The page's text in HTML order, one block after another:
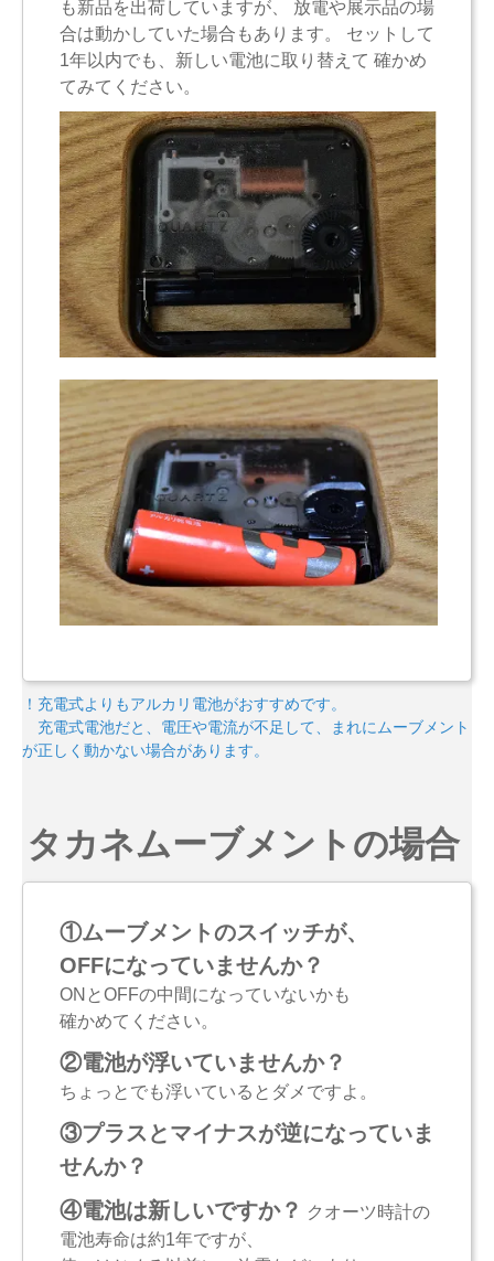
も新品を出荷していますが、 放電や展示品の場
合は動かしていた場合もあります。 セットして
1年以内でも、新しい電池に取り替えて 確かめ
てみてください。
！充電式よりもアルカリ電池がおすすめです。
充電式電池だと、電圧や電流が不足して、まれにムーブメント
が正しく動かない場合があります。
タカネムーブメントの場合
①ムーブメントのスイッチが、
OFFになっていませんか？
ONとOFFの中間になっていないかも
確かめてください。
②電池が浮いていませんか？
ちょっとでも浮いているとダメですよ。
③プラスとマイナスが逆になっていま
せんか？
④電池は新しいですか？ クオーツ時計の
電池寿命は約1年ですが、